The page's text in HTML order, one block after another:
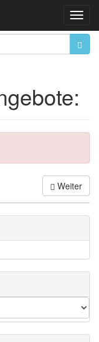
Weiter